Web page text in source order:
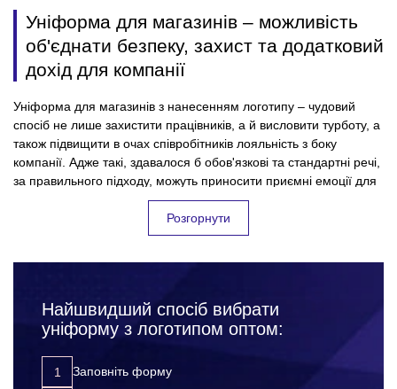
Уніформа для магазинів – можливість
об'єднати безпеку, захист та додатковий
дохід для компанії
Уніформа для магазинів з нанесенням логотипу – чудовий
спосіб не лише захистити працівників, а й висловити турботу, а
також підвищити в очах співробітників лояльність з боку
компанії. Адже такі, здавалося б обов'язкові та стандартні речі,
за правильного підходу, можуть приносити приємні емоції для
колективу, і безумовно користь для підприємства. Всі успішні
фірми, які дбають про своїх співробітників та їхню безпеку на
робочому місці – дуже відповідально підходять до вибору
захищаєте своїх працівників від нещасних випадків,
травм та інших неприємних ситуацій на робочому місці;
підвищуєте лояльність до компанії з боку співробітників;
розвиваєте корпоративну культуру;
Розгорнути
Найшвидший спосіб вибрати
уніформу з логотипом оптом:
Заповніть форму